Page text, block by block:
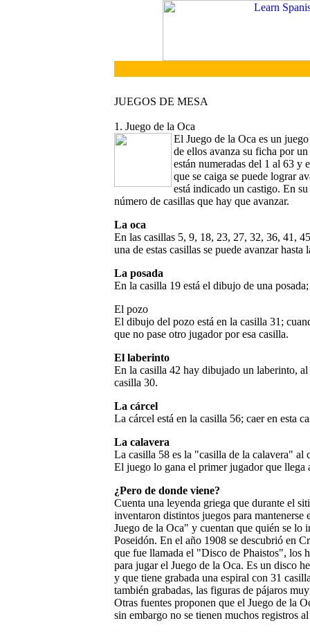
JUEGOS DE MESA
1. Juego de la Oca
El Juego de la Oca es un
de ellos avanza su ficha por
están numeradas del 1 al 63 y
que se caiga se puede lograr
está indicado un castigo. En
número de casillas que hay que avanzar.
La oca
En las casillas 5, 9, 18, 23, 27, 32, 36, 41,
una de estas casillas se puede avanzar
La posada
En la casilla 19 está el dibujo de una
El pozo
El dibujo del pozo está en la casilla 31;
que no pase otro jugador por esa casilla.
El laberinto
En la casilla 42 hay dibujado un laberinto, al
casilla 30.
La cárcel
La cárcel está en la casilla 56; caer en esta
La calavera
La casilla 58 es la "casilla de la calavera" al
El juego lo gana el primer jugador que
¿Pero de donde viene?
Cuenta una leyenda griega que durante el
inventaron distintos juegos para
Juego de la Oca" y cuentan que quién se lo
Poseidón. En el año 1908 se descubrió en
que fue llamada el "Disco de Phaistos", los
para jugar el Juego de la Oca. Es un disco
y que tiene grabada una espiral con 31
también grabadas, las figuras de pájaros
Otras fuentes proponen que el Juego de la
sin embargo no se tienen muchos registros